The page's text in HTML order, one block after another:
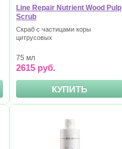
Line Repair Nutrient Wood Pulp
Scrub
Скраб с частицами коры
цитрусовых
75 мл
2615 руб.
КУПИТЬ